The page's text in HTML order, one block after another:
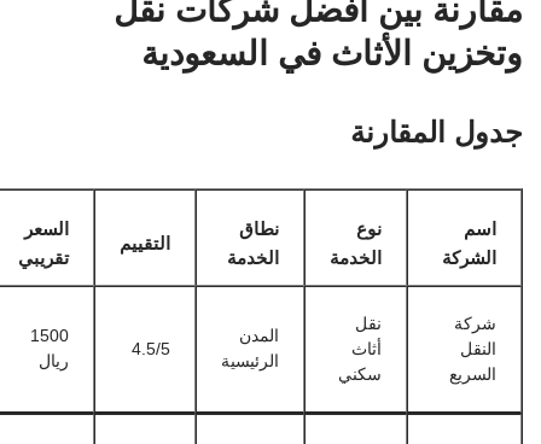
مقارنة بين أفضل شركات نقل
وتخزين الأثاث في السعودية
جدول المقارنة
اسم
الشركة
نوع
الخدمة
نطاق
الخدمة
التقييم
السعر
تقريبي
شركة
النقل
السريع
نقل
أثاث
سكني
المدن
الرئيسية
4.5/5
1500
ريال